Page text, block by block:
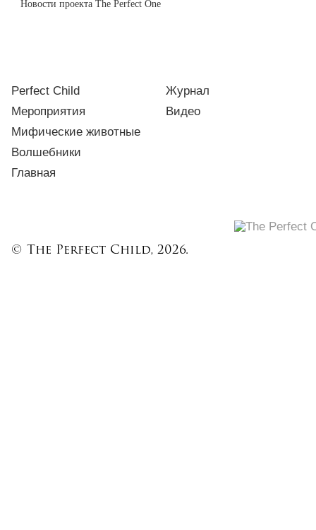
Новости проекта The Perfect One
Perfect Child
Мероприятия
Мифические животные
Волшебники
Главная
Журнал
Видео
© The Perfect Child, 2026.